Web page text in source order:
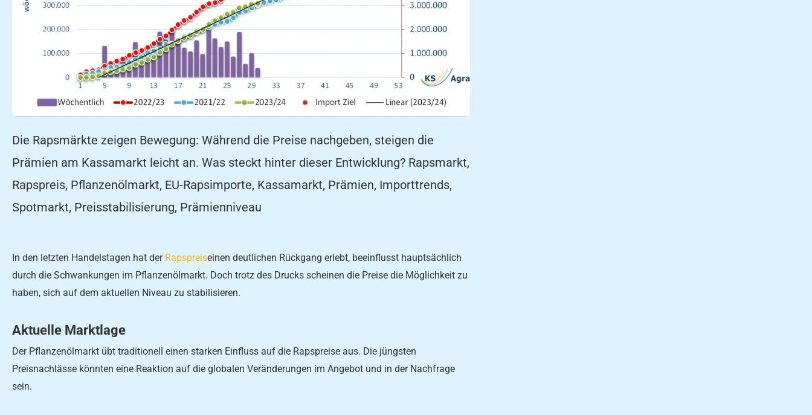
Die Rapsmärkte zeigen Bewegung: Während die Preise nachgeben, steigen die
Prämien am Kassamarkt leicht an. Was steckt hinter dieser Entwicklung? Rapsmarkt,
Rapspreis, Pflanzenölmarkt, EU-Rapsimporte, Kassamarkt, Prämien, Importtrends,
Spotmarkt, Preisstabilisierung, Prämienniveau
In den letzten Handelstagen hat der Rapspreiseinen deutlichen Rückgang erlebt, beeinflusst hauptsächlich
durch die Schwankungen im Pflanzenölmarkt. Doch trotz des Drucks scheinen die Preise die Möglichkeit zu
haben, sich auf dem aktuellen Niveau zu stabilisieren.
Aktuelle Marktlage
Der Pflanzenölmarkt übt traditionell einen starken Einfluss auf die Rapspreise aus. Die jüngsten
Preisnachlässe könnten eine Reaktion auf die globalen Veränderungen im Angebot und in der Nachfrage
sein.